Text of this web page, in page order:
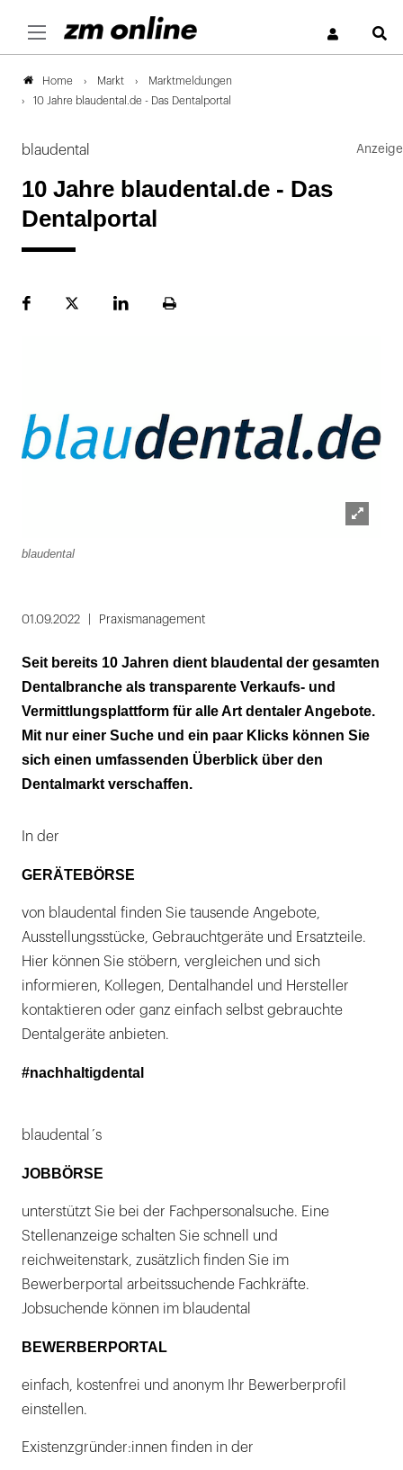
Home Markt
Marktmeldungen
10 Jahre blaudental.de - Das Dentalportal
blaudental
10 Jahre blaudental.de - Das
Dentalportal
FacebookPlattformLinekdInSeite
blaudental
01.09.2022 Praxismanagement
Seit bereits 10 Jahren dient blaudental der gesamten
Dentalbranche als transparente Verkaufs- und
Vermittlungsplattform für alle Art dentaler Angebote.
Mit nur einer Suche und ein paar Klicks können Sie
sich einen umfassenden Überblick über den
Dentalmarkt verschaffen.
In der
GERÄTEBÖRSE
von blaudental finden Sie tausende Angebote,
Ausstellungsstücke, Gebrauchtgeräte und Ersatzteile.
Hier können Sie stöbern, vergleichen und sich
informieren, Kollegen, Dentalhandel und Hersteller
kontaktieren oder ganz einfach selbst gebrauchte
Dentalgeräte anbieten.
#nachhaltigdental
blaudental´s
JOBBÖRSE
unterstützt Sie bei der Fachpersonalsuche. Eine
Stellenanzeige schalten Sie schnell und
reichweitenstark, zusätzlich finden Sie im
Bewerberportal arbeitssuchende Fachkräfte.
Jobsuchende können im blaudental
BEWERBERPORTAL
einfach, kostenfrei und anonym Ihr Bewerberprofil
einstellen.
Existenzgründer:innen finden in der